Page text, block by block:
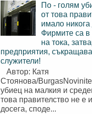
По - голям
от това
имало никога
Фирмите са в
на тока,
предприятия,
служители!
Автор: Катя
Стоянова/
убиец на малкия и
това правителство не е
досега, споде...